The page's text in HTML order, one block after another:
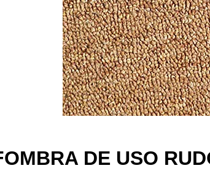
DE USO